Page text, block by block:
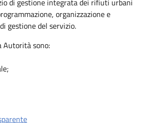
di gestione integrata dei rifiuti urbani
organizzazione e
gestione del servizio.
Autorità sono: